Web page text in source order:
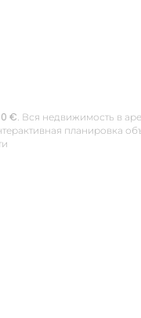
€. Вся недвижимость в
планировка